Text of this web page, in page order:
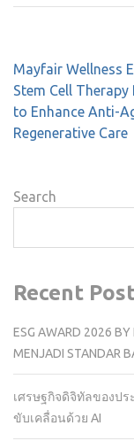
Post
navigation
Mayfair Wellness
Stem Cell Therapy
to Enhance Anti-
Regenerative Care
Search
Recent
ESG AWARD 2026 BY
MENJADI STANDAR
เศรษฐกิจดิจิทัลของปร
ขับเคลื่อนด้วย AI